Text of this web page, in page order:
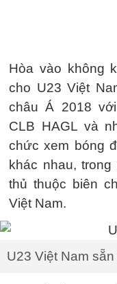
Hòa vào không
cho U23 Việt
châu Á 2018
CLB HAGL và
chức xem bóng
khác nhau,
thủ thuộc biên
Việt Nam.
U23 Việt Nam